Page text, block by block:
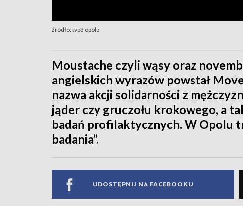
źródło: tvp3 opole
Moustache czyli wąsy oraz
angielskich wyrazów powstał
nazwa akcji solidarności z
jąder czy gruczołu krokowego, a
badań profilaktycznych. W Opolu
badania”.
UDOSTĘPNIJ NA FACEBOOKU